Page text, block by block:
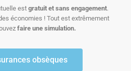
est gratuit et sans engagement.
économies ! Tout est extrêmement
faire une simulation.
obsèques